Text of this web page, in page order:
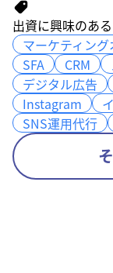
出資に興味のあ
マーケティン
SFA
CRM
デジタル広告
Instagram
SNS運用代行
マーケティン
SFA
CRM
デジタル広告
Instagram
SNS運用代行